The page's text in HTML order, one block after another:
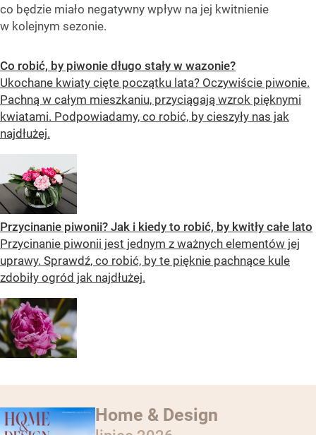
co będzie miało negatywny wpływ na jej kwitnienie
w kolejnym sezonie.
Co robić, by piwonie długo stały w wazonie?
Ukochane kwiaty cięte początku lata? Oczywiście piwonie.
Pachną w całym mieszkaniu, przyciągają wzrok pięknymi
kwiatami. Podpowiadamy, co robić, by cieszyły nas jak
najdłużej.
Przycinanie piwonii? Jak i kiedy to robić, by kwitły całe lato
Przycinanie piwonii jest jednym z ważnych elementów jej
uprawy. Sprawdź, co robić, by te pięknie pachnące kule
zdobiły ogród jak najdłużej.
Home & Design